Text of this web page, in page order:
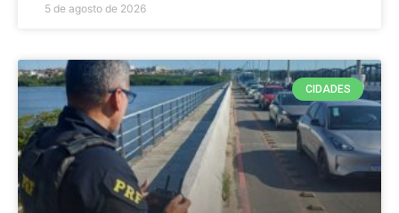
5 de agosto de 2026
CIDADES